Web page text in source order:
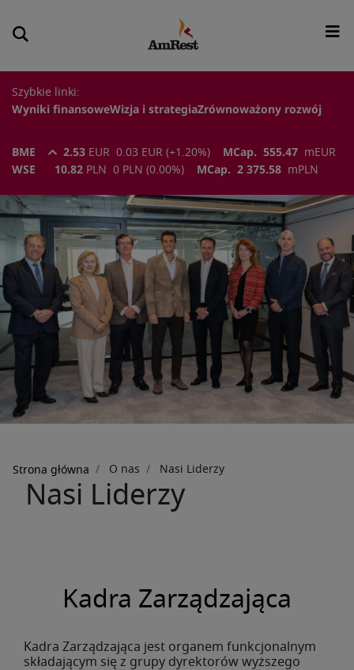
Szybkie linki:
Wyniki finansoweWizja i strategiaZrównoważony rozwój
BME 2.53 EUR 0.03 EUR (+1.20%) MCap. 555.47 m EUR
WSE
10.82 PLN 0 PLN (0.00%) MCap. 2 375.58 m PLN
Ścieżka
nawigacyjna
Strona główna O nas Nasi Liderzy
Nasi Liderzy
Kadra Zarządzająca
Kadra Zarządzająca jest organem funkcjonalnym
składającym się z grupy dyrektorów wyższego